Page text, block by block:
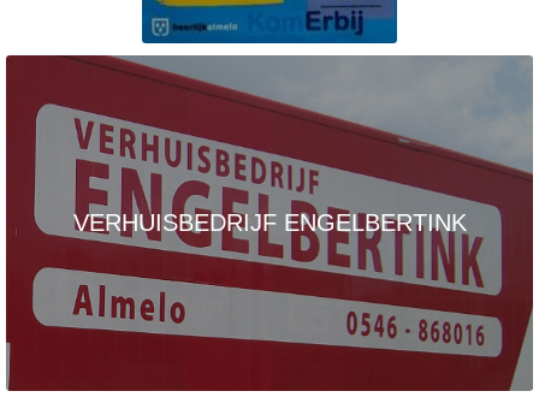
VERHUISBEDRIJF ENGELBERTINK